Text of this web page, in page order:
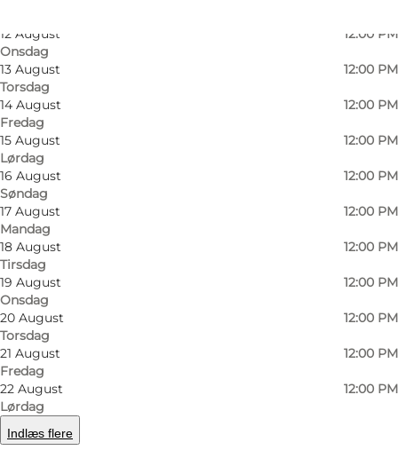
12 August
Onsdag
12:00 PM
13 August
Torsdag
12:00 PM
14 August
Fredag
12:00 PM
15 August
Lørdag
12:00 PM
16 August
Søndag
12:00 PM
17 August
Mandag
12:00 PM
18 August
Tirsdag
12:00 PM
19 August
Onsdag
12:00 PM
20 August
Torsdag
12:00 PM
21 August
Fredag
12:00 PM
22 August
Lørdag
12:00 PM
Indlæs flere
Rundtur på ponyer i Family Farm FUN PARK
Du har mulighed for at komme helt tæt på
ponyerne i Family Farm Fun Park ved at få en
rundtur på vores ponyer -
hver åbningsdag kl.
12.00 og igen kl. 15.00 i skoleferierne.
Alle kan være med – mindre børn dog ifølge
med voksen.
Pris:
10,00 DKK, når entré til Family Farm FUN
PARK er betalt.
Tid:Kl. 12.00 (og igen 15.00 i skoleferier). Parken
er åben fra kl. 10:00-17:00
Hvert barn får udleveret en lille gratis madpose
til dyrene.